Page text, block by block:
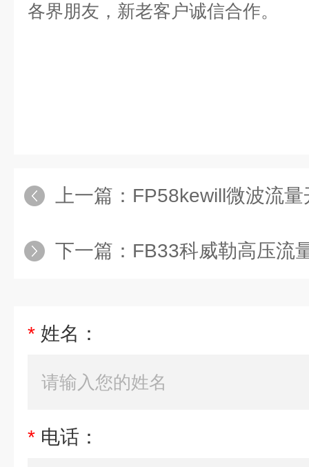
各界朋友，新老客户诚信合作。
上一篇： FP58kewill微波流量
下一篇： FB33科威勒高压流
* 姓名：
* 电话：